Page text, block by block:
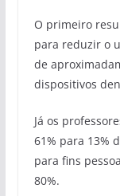
O primeiro
para reduzir o
de
dispositivos
Já os
61% para 13%
para fins
80%.